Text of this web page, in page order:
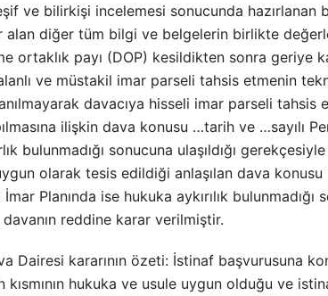
ve bilirkişi incelemesi sonucunda hazırlanan
alan diğer tüm bilgi ve belgelerin birlikte
ortaklık payı (DOP) kesildikten sonra geriye
ve müstakil imar parseli tahsis etmenin
davacıya hisseli imar parseli tahsis
ilişkin dava konusu …tarih ve …sayılı
bulunmadığı sonucuna ulaşıldığı
olarak tesis edildiği anlaşılan dava
Planında ise hukuka aykırılık bulunmadığı
reddine karar verilmiştir.
Dairesi kararının özeti: İstinaf başvurusuna
kısmının hukuka ve usule uygun olduğu ve